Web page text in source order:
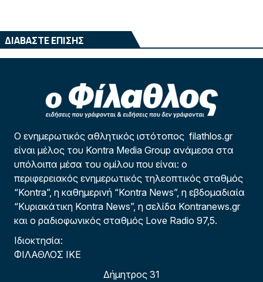
ΔΙΑΒΑΣΤΕ ΕΠΙΣΗΣ
Ο ενημερωτικός αθλητικός ιστότοπος filathlos.gr
είναι μέλος του Kontra Media Group ανάμεσα στα
υπόλοιπα μέσα του ομίλου που είναι: ο
περιφερειακός ενημερωτικός τηλεοπτικός σταθμός
“Kontra”, η καθημερινή “Kontra News”, η εβδομαδιαία
“Κυριακάτικη Kontra News”, η σελίδα Kontranews.gr
και ο ραδιοφωνικός σταθμός Love Radio 97,5.
Ιδιοκτησία:
ΦΙΛΑΘΛΟΣ ΙΚΕ
Δήμητρος 31